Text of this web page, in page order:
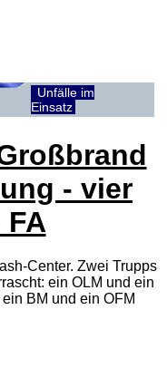
Unfälle im
Einsatz
- vier
Center. Zwei Trupps
ein OLM und ein
BM und ein OFM